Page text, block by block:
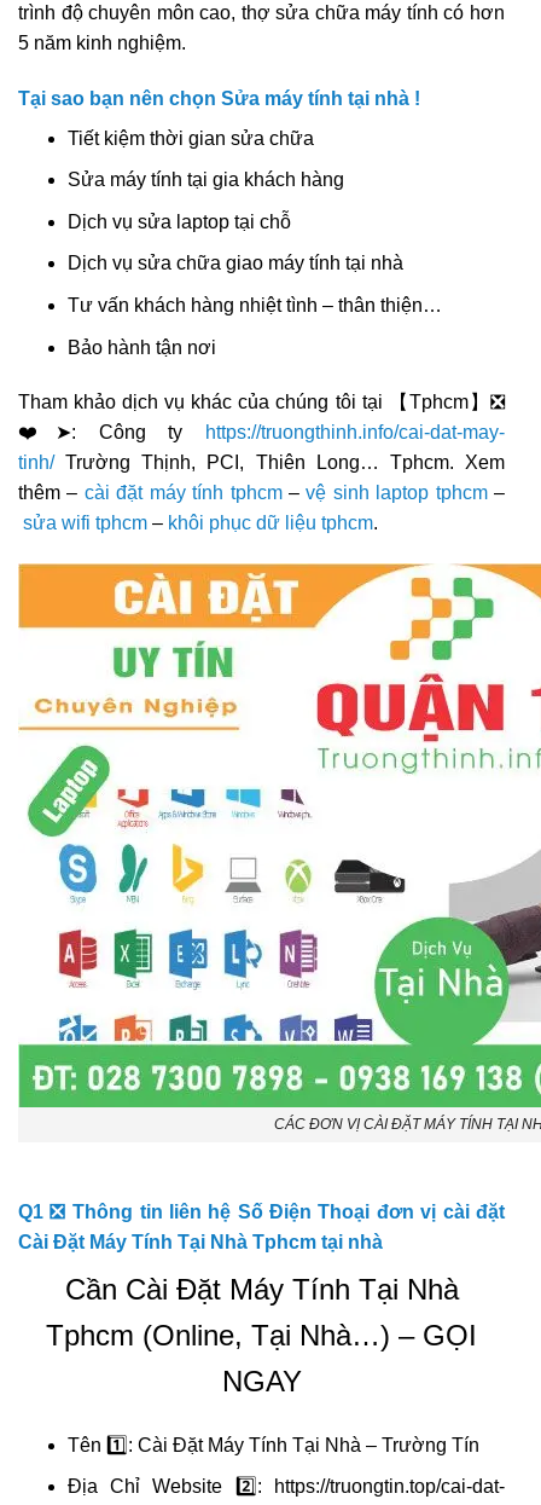
trình độ chuyên môn cao, thợ sửa chữa máy tính có hơn
5 năm kinh nghiệm.
Tại sao bạn nên chọn Sửa máy tính tại nhà !
Tiết kiệm thời gian sửa chữa
Sửa máy tính tại gia khách hàng
Dịch vụ sửa laptop tại chỗ
Dịch vụ sửa chữa giao máy tính tại nhà
Tư vấn khách hàng nhiệt tình – thân thiện…
Bảo hành tận nơi
Tham khảo dịch vụ khác của chúng tôi tại 【Tphcm】❎
❤️➤: Công ty
https://truongthinh.info/cai-dat-may-
tinh/Trường Thịnh, PCI, Thiên Long… Tphcm. Xem
thêm – cài đặt máy tính tphcm–vệ sinh laptop tphcm–
sửa wifi tphcm – khôi phục dữ liệu tphcm.
CÁC ĐƠN VỊ CÀI ĐẶT MÁY TÍNH TẠI
Q1 ❎ Thông tin liên hệ Số Điện Thoại đơn vị cài đặt
Cài Đặt Máy Tính Tại Nhà Tphcm tại nhà
Cần Cài Đặt Máy Tính Tại Nhà
Tphcm (Online, Tại Nhà…) – GỌI
NGAY
Tên 1️⃣: Cài Đặt Máy Tính Tại Nhà – Trường Tín
Địa Chỉ Website 2️⃣: https://truongtin.top/cai-dat-